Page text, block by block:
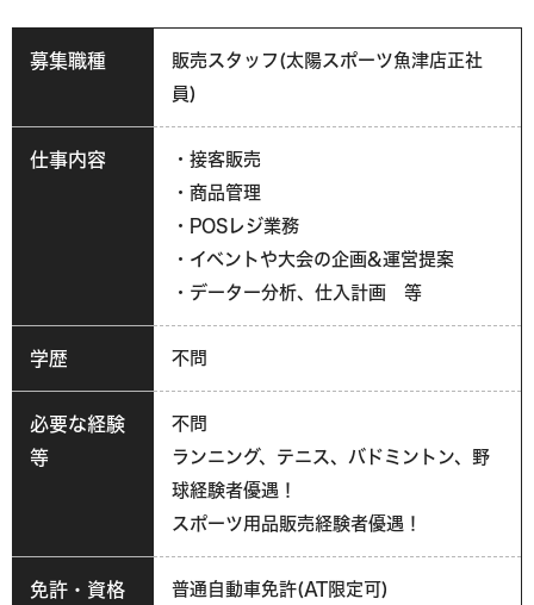
募集職種
販売スタッフ(太陽スポーツ魚津店正社
員)
仕事内容
・接客販売
・商品管理
・POSレジ業務
・イベントや大会の企画&運営提案
・データー分析、仕入計画 等
学歴 不問
必要な経験
等
不問
ランニング、テニス、バドミントン、野
球経験者優遇！
スポーツ用品販売経験者優遇！
免許・資格
普通自動車免許(AT限定可)